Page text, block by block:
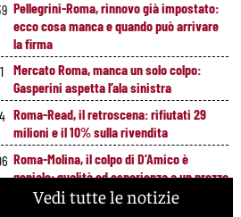
Pellegrini-Roma, rinnovo già impostato:
ecco cosa manca e quando può arrivare
la firma
Mercato Roma, manca un solo colpo:
Gasperini aspetta l’ala sinistra
Roma-Read, il retroscena: rifiutati 29
milioni e il 10% sulla rivendita
Roma-Molina, il colpo di D’Amico è
geniale: qualità ed esperienza a un prezzo
da occasione
Vedi tutte le notizie